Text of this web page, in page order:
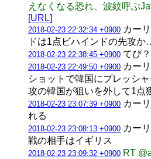
えなくなる恐れ、波紋呼ぶ
[URL]
2018-02-23 22:32:34 +0900 カー
ドは1点ビハインドの先攻
2018-02-23 22:38:45 +0900 てぴ？
2018-02-23 22:49:50 +0900 カー
ショットで韓国にプレッシ
攻の韓国が狙いを外して1点
2018-02-23 23:07:39 +0900 カー
れる
2018-02-23 23:08:13 +0900 カー
戦の相手はイギリス
2018-02-23 23:09:32 +0900 RT